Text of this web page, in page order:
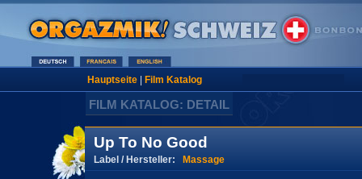
Hauptseite| Film Katalog
FILM KATALOG: DETAIL
Up To No Good
Label / Hersteller: Massage